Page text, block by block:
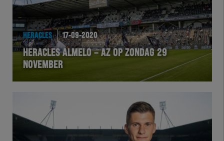
HERACLES 17-09-2020
HERACLES ALMELO – AZ OP ZONDAG 29
NOVEMBER